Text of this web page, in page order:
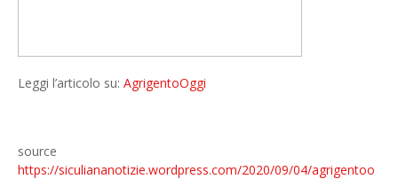
Leggi l’articolo su: AgrigentoOggi
source
https://siculiananotizie.wordpress.com/2020/09/04/agrigentoo